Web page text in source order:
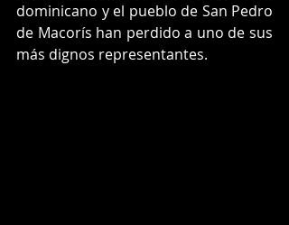
dominicano y el pueblo de San Pedro
de Macorís han perdido a uno de sus
más dignos representantes.